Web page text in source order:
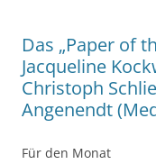
Das „Paper of
Jacqueline
Christoph
Angenendt
Für den Monat